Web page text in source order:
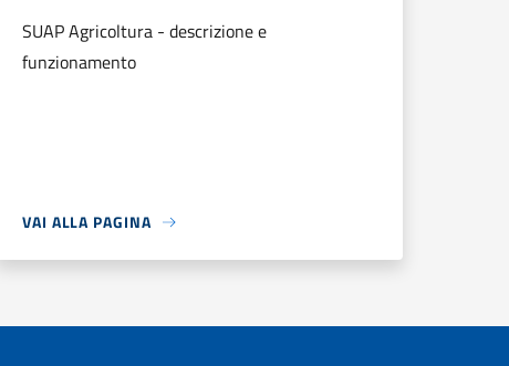
SUAP Agricoltura - descrizione e
funzionamento
VAI ALLA PAGINA